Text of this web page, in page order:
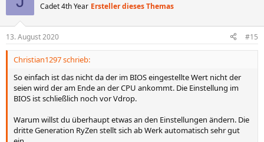
Cadet 4th Year Ersteller dieses Themas
13. August 2020 #15
Christian1297 schrieb:
So einfach ist das nicht da der im BIOS eingestellte Wert nicht der
seien wird der am Ende an der CPU ankommt. Die Einstellung im
BIOS ist schließlich noch vor Vdrop.
Warum willst du überhaupt etwas an den Einstellungen ändern. Die
dritte Generation RyZen stellt sich ab Werk automatisch sehr gut